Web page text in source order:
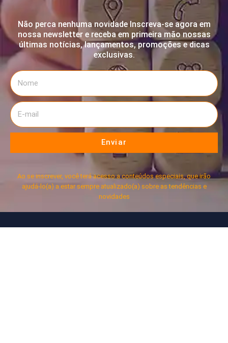
Não perca nenhuma novidade Inscreva-se agora em
nossa newsletter e receba em primeira mão nossas
últimas notícias, lançamentos, promoções e dicas
exclusivas.
Enviar
Ao se inscrever, você terá acesso a conteúdos especiais, que irão
ajudá-lo(a) a estar sempre atualizado(a) sobre as tendências e
novidades